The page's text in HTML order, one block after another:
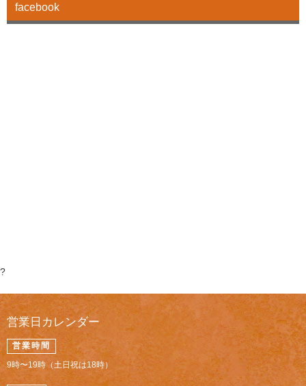
facebook
?
営業日カレンダー
営業時間
9時〜19時（土日祝は18時）